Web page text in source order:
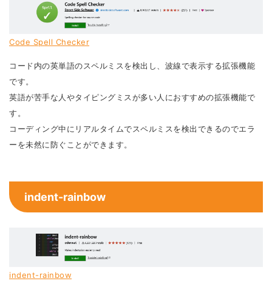
Code Spell Checker
コード内の英単語のスペルミスを検出し、波線で表示する拡張機能
です。
英語が苦手な人やタイピングミスが多い人におすすめの拡張機能で
す。
コーディング中にリアルタイムでスペルミスを検出できるのでエラ
ーを未然に防ぐことができます。
indent-rainbow
indent-rainbow